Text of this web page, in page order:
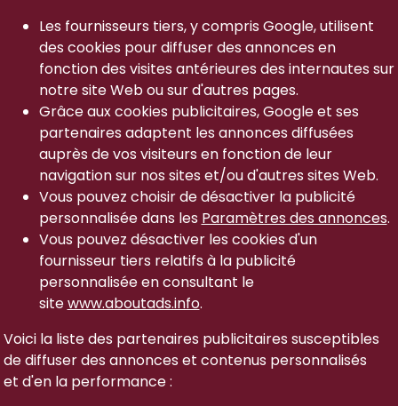
Les fournisseurs tiers, y compris Google, utilisent
des cookies pour diffuser des annonces en
fonction des visites antérieures des internautes sur
notre site Web ou sur d'autres pages.
Grâce aux cookies publicitaires, Google et ses
partenaires adaptent les annonces diffusées
auprès de vos visiteurs en fonction de leur
navigation sur nos sites et/ou d'autres sites Web.
Vous pouvez choisir de désactiver la publicité
personnalisée dans les Paramètres des annonces.
Vous pouvez désactiver les cookies d'un
fournisseur tiers relatifs à la publicité
personnalisée en consultant le
sitewww.aboutads.info.
Voici la liste des partenaires publicitaires susceptibles
de diffuser des annonces et contenus personnalisés
et d'en la performance :